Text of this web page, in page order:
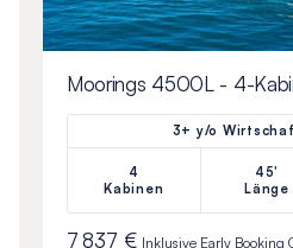
Moorings 4500L - 4-
3+ y/o
4
Kabinen
45'
Länge
7 837 € Inklusive Early Booking